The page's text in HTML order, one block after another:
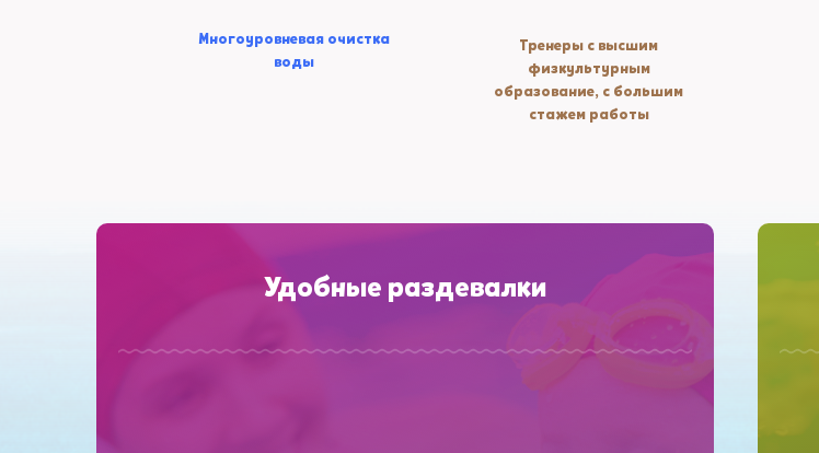
Многоуровневая очистка
воды
Тренеры с высшим
физкультурным
образование, с большим
стажем работы
Удобные раздевалки